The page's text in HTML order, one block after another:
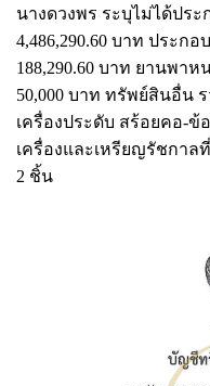
นางดวงพร ระบุไม่ได้ปร
4,486,290.60 บาท ประก
188,290.60 บาท ยานพา
50,000 บาท ทรัพย์สินอื่น
เครื่องประดับ สร้อยคอ-
เครื่องและเหรียญรัชกาล
2 ชิ้น